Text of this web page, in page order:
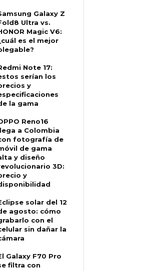
Galaxy Z
Ultra vs.
Magic V6:
es el mejor
Note 17:
serían los
y
la gama
Reno16
a Colombia
fotografía de
de gama
y diseño
3D:
y
solar del 12
agosto: cómo
con el
sin dañar la
Galaxy F70 Pro
filtra con